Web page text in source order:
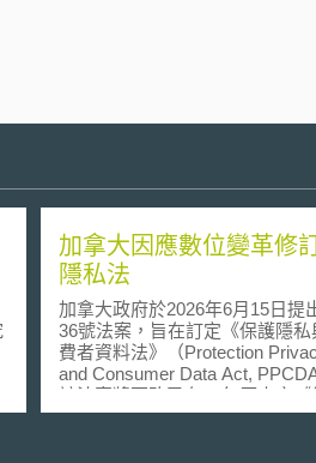
加拿大因應數位變革修
隱私法
加拿大政府於2026年6月15日提
36號法案，旨在訂定《保護隱私
費者資料法》（Protection
and Consumer Data Act,
該法案將更改已有25年歷史之《
資料保護與電子文件法》（